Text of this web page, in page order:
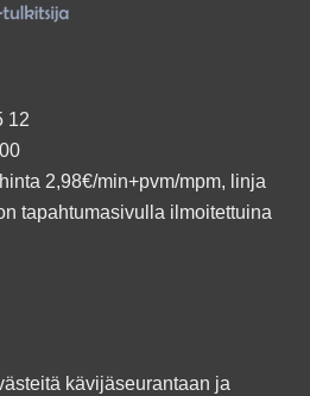
12
2,98€/min+pvm/mpm, linja
tapahtumasivulla ilmoitettuina
kävijäseurantaan ja